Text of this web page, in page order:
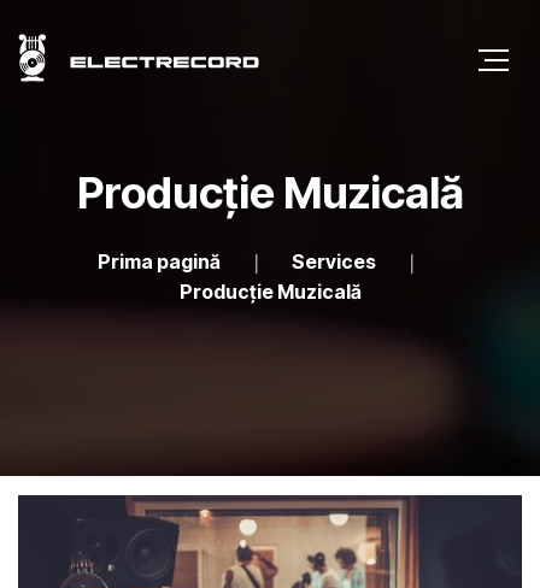
Producție Muzicală
Prima pagină
Services
Producție Muzicală